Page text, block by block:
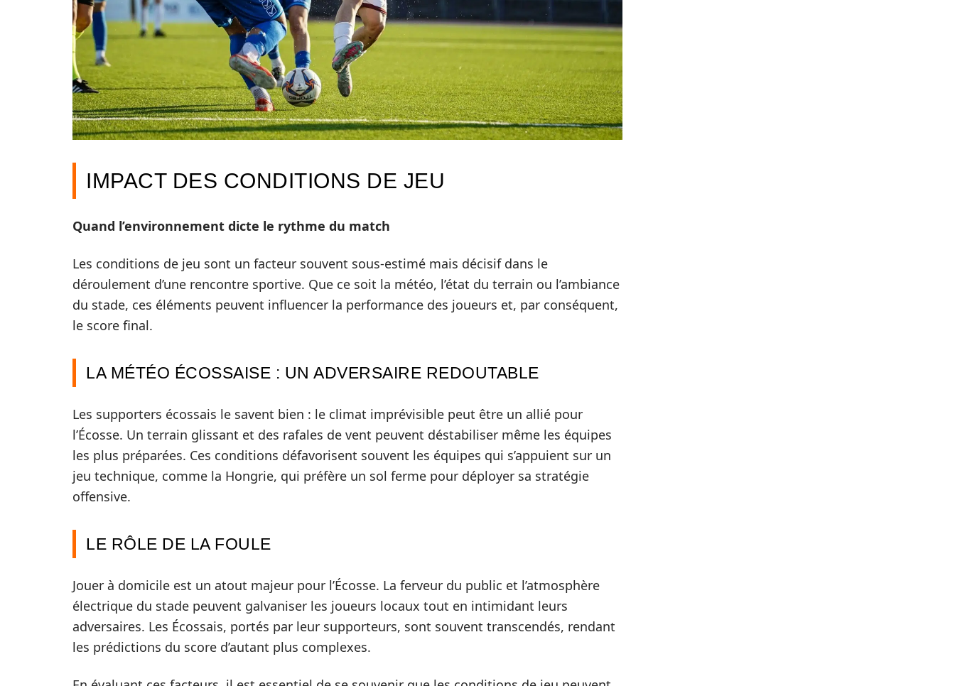
IMPACT DES CONDITIONS DE JEU
Quand l’environnement dicte le rythme du match
Les conditions de jeu sont un facteur souvent sous-estimé mais décisif dans le
déroulement d’une rencontre sportive. Que ce soit la météo, l’état du terrain ou l’ambiance
du stade, ces éléments peuvent influencer la performance des joueurs et, par conséquent,
le score final.
LA MÉTÉO ÉCOSSAISE : UN ADVERSAIRE REDOUTABLE
Les supporters écossais le savent bien : le climat imprévisible peut être un allié pour
l’Écosse. Un terrain glissant et des rafales de vent peuvent déstabiliser même les équipes
les plus préparées. Ces conditions défavorisent souvent les équipes qui s’appuient sur un
jeu technique, comme la Hongrie, qui préfère un sol ferme pour déployer sa stratégie
offensive.
LE RÔLE DE LA FOULE
Jouer à domicile est un atout majeur pour l’Écosse. La ferveur du public et l’atmosphère
électrique du stade peuvent galvaniser les joueurs locaux tout en intimidant leurs
adversaires. Les Écossais, portés par leur supporteurs, sont souvent transcendés, rendant
les prédictions du score d’autant plus complexes.